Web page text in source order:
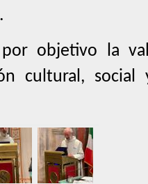
objetivo la
cultural, social